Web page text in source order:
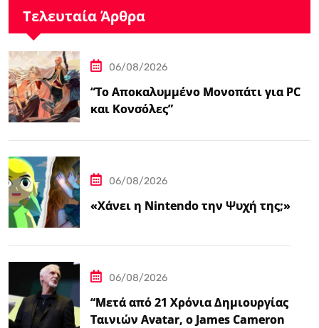
Τελευταία Άρθρα
06/08/2026
“Το Αποκαλυμμένο Μονοπάτι για PC
και Κονσόλες”
06/08/2026
«Χάνει η Nintendo την Ψυχή της;»
06/08/2026
“Μετά από 21 Χρόνια Δημιουργίας
Ταινιών Avatar, ο James Cameron